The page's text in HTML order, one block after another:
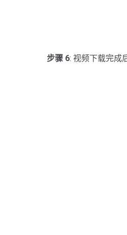
步骤 6: 视频下载完成